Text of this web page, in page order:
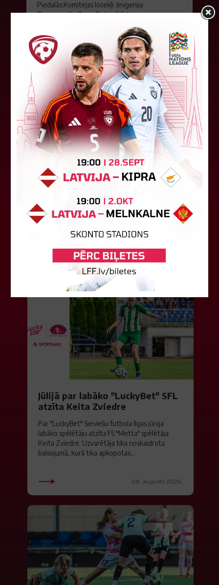
Piedalās:Komitejas locekļi: Jevgenija
Tverjanoviča-Bore, Raivis Grīnbergs...
07. augusts 2026.
"Riga FC" iegūst handikapu, RFS
Ceturtdienas vakarā savas spēles UEFA
Konferences līgas kvalifikācijas trešajā kārtā
aizvadīja divi Latvijas klubi. FC RFS izbraukumā ar
0:2 zaudēja Čehijas "Jablonec"...
Jūlijā par labāko "LuckyBet" SFL
atzīta Keita Zviedre
Par "LuckyBet" Sieviešu futbola līgas jūnija
labāko spēlētāju atzīta FS "Metta" spēlētāja
Keita Zviedre. Uzvarētāja tika noskaidrota
balsojumā, kurā tika apkopotas...
06. augusts 2026.